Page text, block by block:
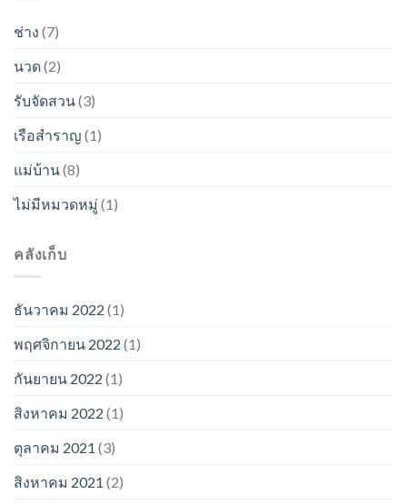
ช่าง (7)
นวด(2)
รับจัดสวน(3)
เรือสำราญ (1)
แม่บ้าน(8)
ไม่มีหมวดหมู่ (1)
คลังเก็บ
ธันวาคม 2022 (1)
พฤศจิกายน 2022 (1)
กันยายน 2022 (1)
สิงหาคม 2022 (1)
ตุลาคม 2021 (3)
สิงหาคม 2021 (2)